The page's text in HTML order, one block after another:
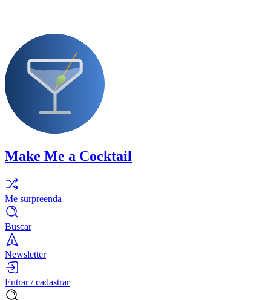
Make Me a Cocktail
Me surpreenda
Buscar
Newsletter
Entrar / cadastrar